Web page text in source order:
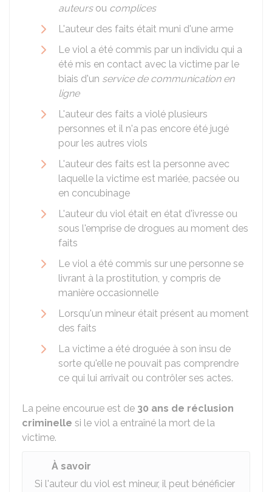
auteursou complices
L'auteur des faits était muni d'une arme
Le viol a été commis par un individu qui a
été mis en contact avec la victime par le
biais d'un service de communication en
ligne
L'auteur des faits a violé plusieurs
personnes et il n'a pas encore été jugé
pour les autres viols
L'auteur des faits est la personne avec
laquelle la victime est mariée, pacsée ou
en concubinage
L'auteur du viol était en état d'ivresse ou
sous l'emprise de drogues au moment des
faits
Le viol a été commis sur une personne se
livrant à la prostitution, y compris de
manière occasionnelle
Lorsqu'un mineur était présent au moment
des faits
La victime a été droguée à son insu de
sorte qu'elle ne pouvait pas comprendre
ce qui lui arrivait ou contrôler ses actes.
La peine encourue est de 30 ans de réclusion
criminelle si le viol a entraîné la mort de la
victime.
À savoir
Si l'auteur du viol est mineur, il peut bénéficier